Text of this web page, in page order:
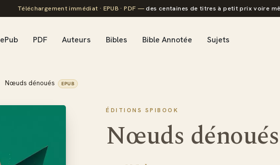
Téléchargement immédiat · EPUB · PDF —des centaines de titres à petit prix voire
ePub PDF Auteurs Bibles Bible Annotée Sujets
Nœuds dénoués EPUB
ÉDITIONS SPIBOOK
Nœuds dénoués